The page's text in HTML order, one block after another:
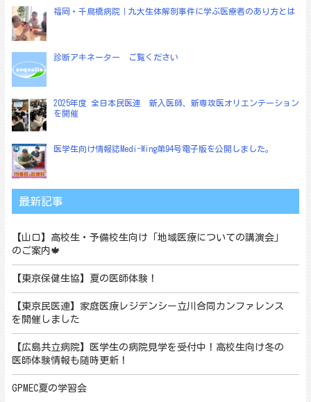
ョ
ン
福岡・千鳥橋病院｜九大生体解剖事件に学ぶ医療者のあり方とは
診断アキネーター ご覧ください
2025年度 全日本民医連 新入医師、新専攻医オリエンテーション
を開催
医学生向け情報誌Medi-Wing第94号電子版を公開しました。
最新記事
【山口】高校生・予備校生向け「地域医療についての講演会」
のご案内🍁
【東京保健生協】夏の医師体験！
【東京民医連】家庭医療レジデンシー立川合同カンファレンス
を開催しました
【広島共立病院】医学生の病院見学を受付中！高校生向け冬の
医師体験情報も随時更新！
GPMEC夏の学習会